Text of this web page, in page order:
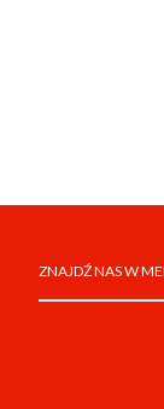
ZNAJDŹ NAS W